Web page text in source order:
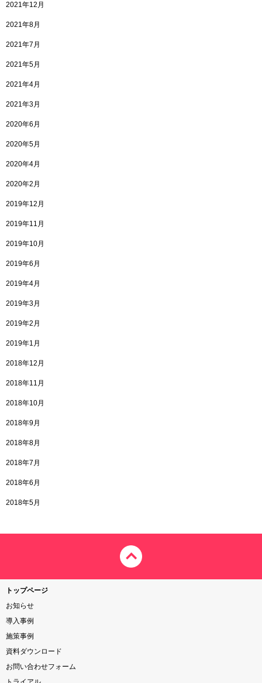
2021年12月
2021年8月
2021年7月
2021年5月
2021年4月
2021年3月
2020年6月
2020年5月
2020年4月
2020年2月
2019年12月
2019年11月
2019年10月
2019年6月
2019年4月
2019年3月
2019年2月
2019年1月
2018年12月
2018年11月
2018年10月
2018年9月
2018年8月
2018年7月
2018年6月
2018年5月
トップページ
お知らせ
導入事例
施策事例
資料ダウンロード
お問い合わせフォーム